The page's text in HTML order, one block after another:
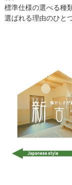
標準仕様の選べる種
選ばれる理由のひと